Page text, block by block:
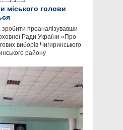
міського голови
проаналізувавши
Ради України «Про
виборів Чигиринського
району